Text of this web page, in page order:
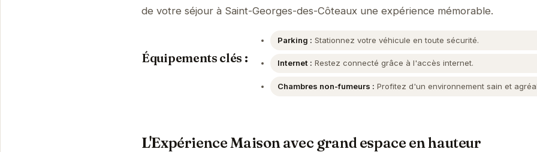
de votre séjour à Saint-Georges-des-Côteaux une expérience mémorable.
Équipements clés :
Parking : Stationnez votre véhicule en toute sécurité.
Internet : Restez connecté grâce à l'accès internet.
Chambres non-fumeurs : Profitez d'un environnement sain et
L'Expérience Maison avec grand espace en hauteur